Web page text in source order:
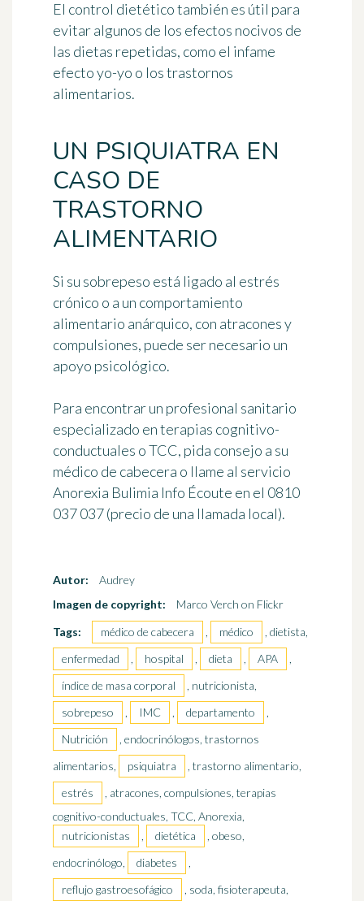
El control dietético también es útil para
evitar algunos de los efectos nocivos de
las dietas repetidas, como el infame
efecto yo-yo o los trastornos
alimentarios.
UN PSIQUIATRA EN
CASO DE
TRASTORNO
ALIMENTARIO
Si su sobrepeso está ligado al estrés
crónico o a un comportamiento
alimentario anárquico, con atracones y
compulsiones, puede ser necesario un
apoyo psicológico.
Para encontrar un profesional sanitario
especializado en terapias cognitivo-
conductuales o TCC, pida consejo a su
médico de cabecera o llame al servicio
Anorexia Bulimia Info Écoute en el 0810
037 037(precio de una llamada local).
Autor:
Audrey
Imagen de copyright:
Marco Verch on Flickr
Tags:
médico de cabecera , médico
, dietista,
enfermedad
, hospital , dieta , APA
,
índice de masa corporal
, nutricionista,
sobrepeso
, IMC , departamento
,
Nutrición
, endocrinólogos, trastornos
alimentarios,
psiquiatra
, trastorno alimentario,
estrés
, atracones, compulsiones, terapias
cognitivo-conductuales, TCC, Anorexia,
nutricionistas
, dietética
, obeso,
endocrinólogo,
diabetes
,
reflujo gastroesofágico
, soda, fisioterapeuta,